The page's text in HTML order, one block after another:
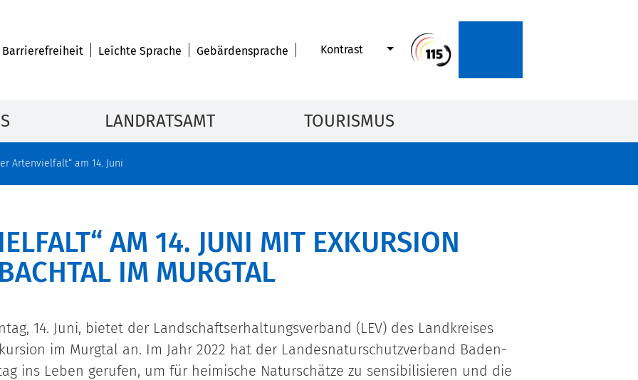
Barrierefreiheit Leichte Sprache Gebärdensprache Kontrast
LANDRATSAMT TOURISMUS
Artenvielfalt“ am 14. Juni
AM 14. JUNI MIT EXKURSION
IM MURGTAL
14. Juni, bietet der Landschaftserhaltungsverband (LEV) des Landkreises
im Murgtal an. Im Jahr 2022 hat der Landesnaturschutzverband Baden-
ins Leben gerufen, um für heimische Naturschätze zu sensibilisieren und die